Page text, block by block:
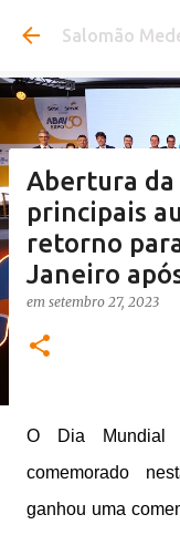
Pular
Salomão
Abertura da
principais
retorno
Janeiro
em setembro 27, 2023
O Dia Mundial
comemorado
ganhou uma